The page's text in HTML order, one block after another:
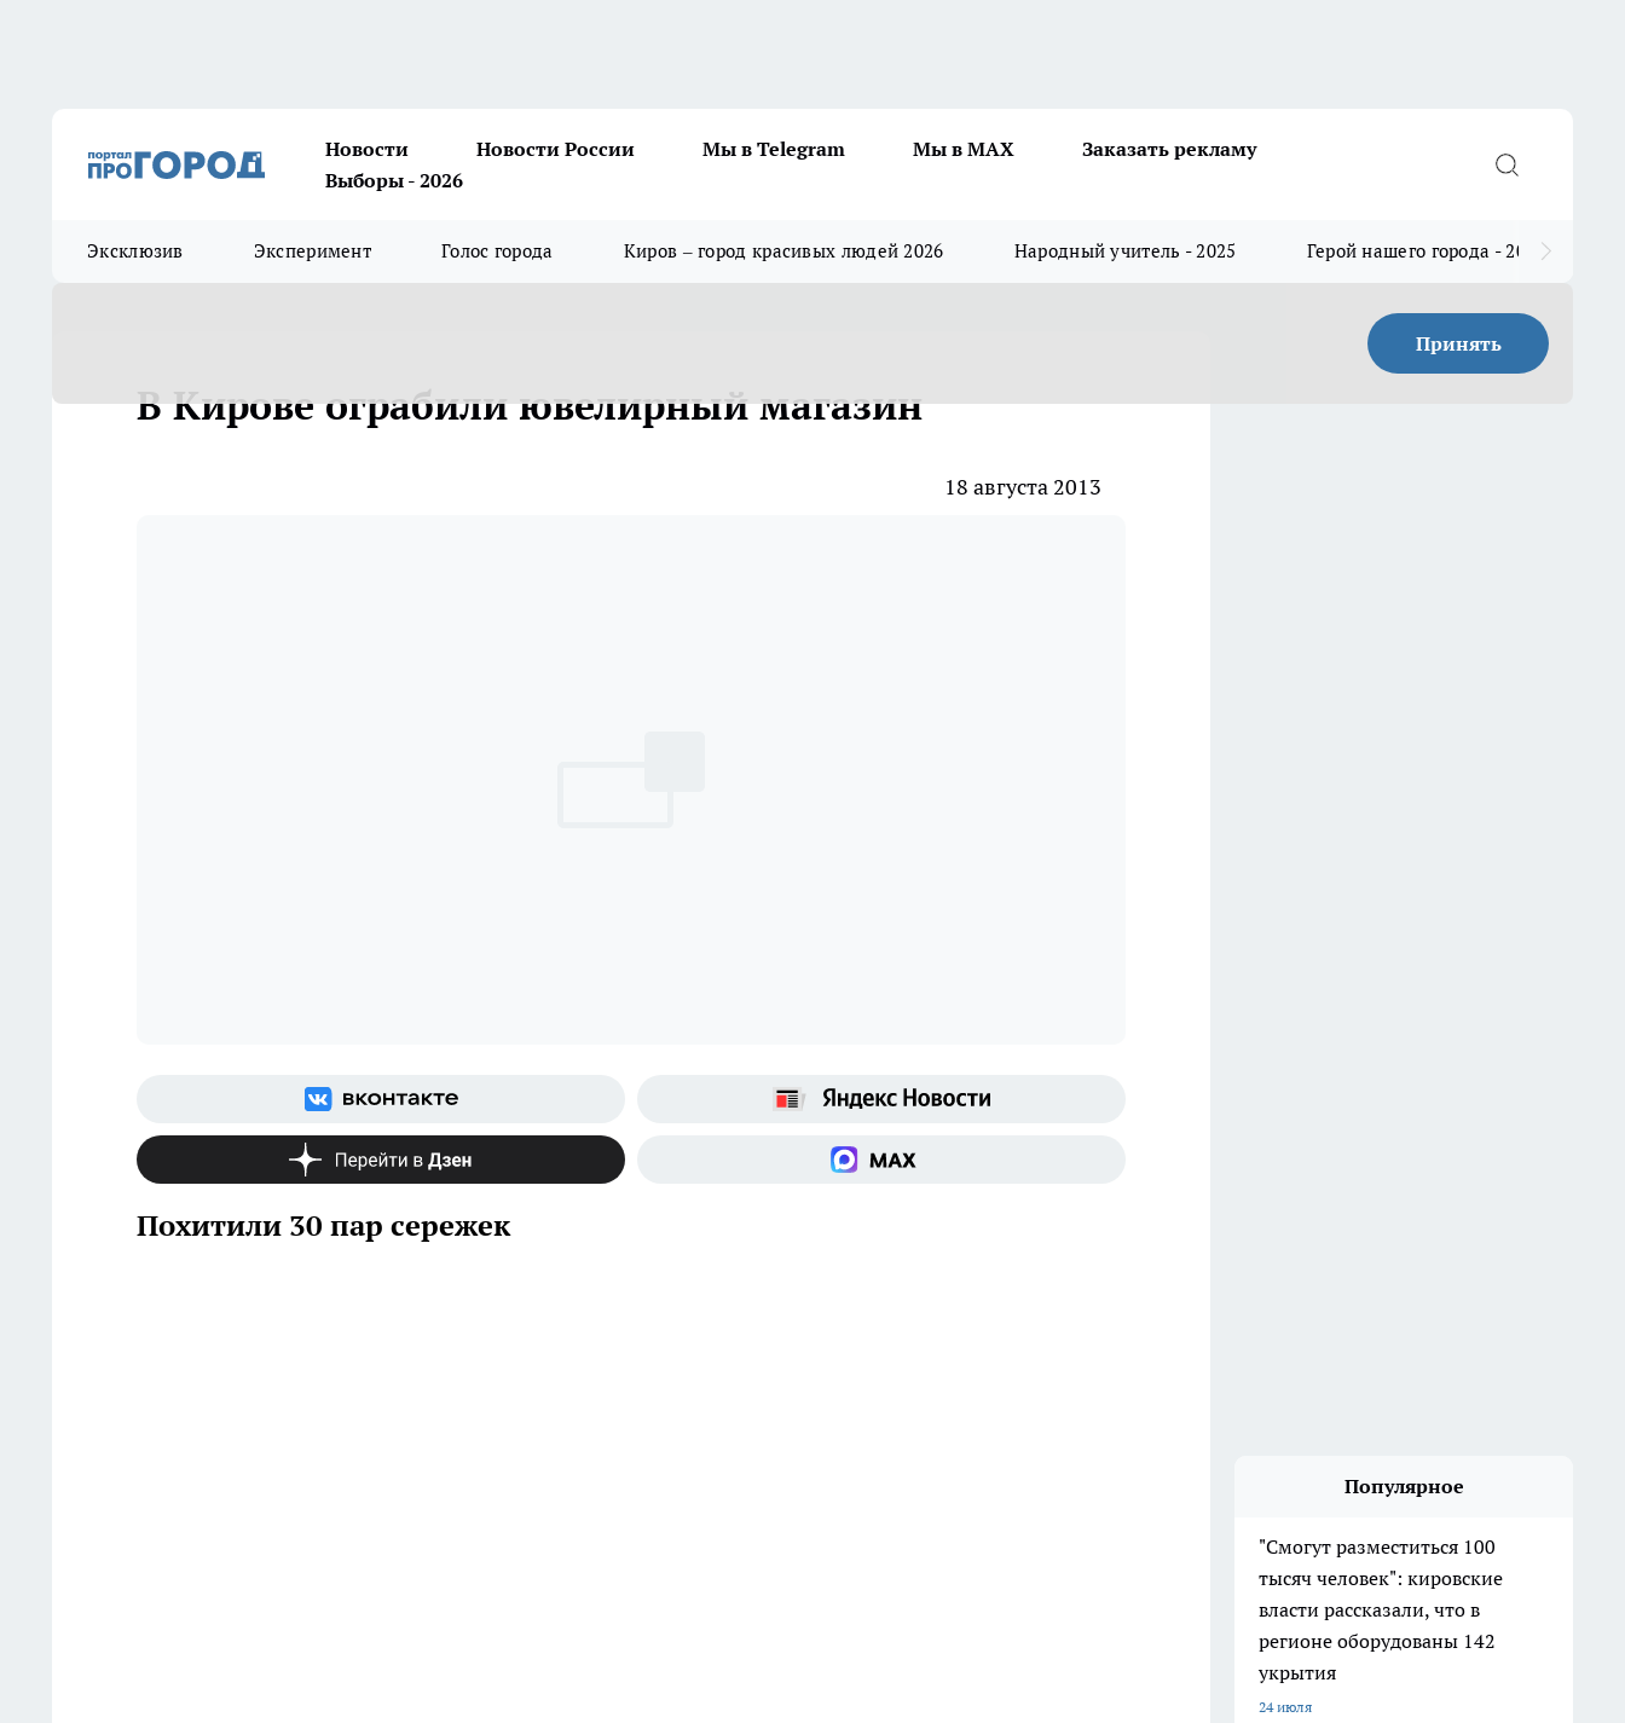
Новости Новости России Мы в Telegram Мы в MAX
Заказать рекламу
Выборы - 2026
Эксклюзив Эксперимент Голос города Киров – город красивых людей 2026 Народный учитель - 2025 Герой нашего города - 2025
Принять
В Кирове ограбили ювелирный магазин
18 августа 2013
Похитили 30 пар сережек
Популярное
"Смогут разместиться 100
тысяч человек": кировские
власти рассказали, что в
регионе оборудованы 142
укрытия
24 июля